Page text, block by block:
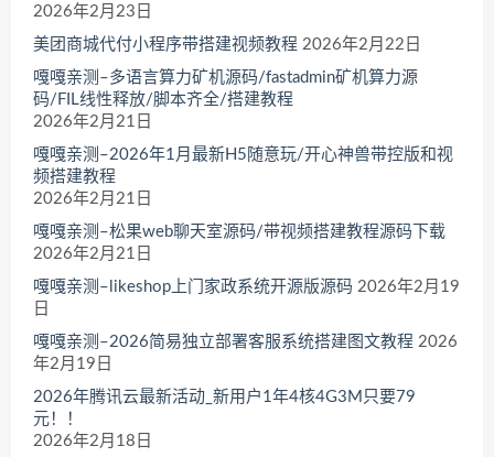
2026年2月23日
美团商城代付小程序带搭建视频教程 2026年2月22日
嘎嘎亲测–多语言算力矿机源码/fastadmin矿机算力源
码/FIL线性释放/脚本齐全/搭建教程
2026年2月21日
嘎嘎亲测–2026年1月最新H5随意玩/开心神兽带控版和视
频搭建教程
2026年2月21日
嘎嘎亲测–松果web聊天室源码/带视频搭建教程源码下载
2026年2月21日
嘎嘎亲测–likeshop上门家政系统开源版源码 2026年2月19
日
嘎嘎亲测–2026简易独立部署客服系统搭建图文教程 2026
年2月19日
2026年腾讯云最新活动_新用户1年4核4G3M只要79
元！！
2026年2月18日